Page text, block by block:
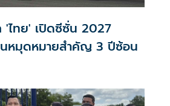
'ไทย' เปิดซีซั่น 2027
หมุดหมายสำคัญ 3 ปีซ้อน